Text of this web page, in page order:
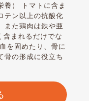
養） トマトに含ま
テン以上の抗酸化
また鶏肉は鉄や亜
含まれるだけでな
を固めたり、骨に
骨の形成に役立ち